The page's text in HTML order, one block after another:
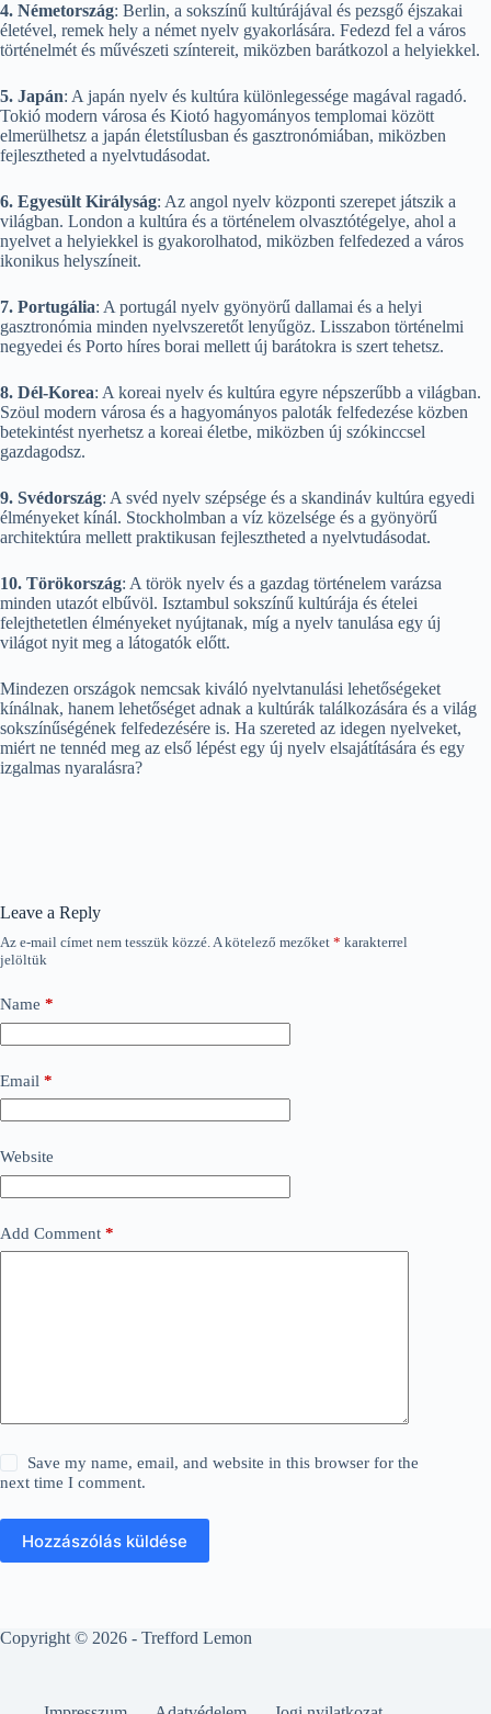
4. Németország: Berlin, a sokszínű kultúrájával és pezsgő éjszakai
életével, remek hely a német nyelv gyakorlására. Fedezd fel a város
történelmét és művészeti színtereit, miközben barátkozol a helyiekkel.
5. Japán: A japán nyelv és kultúra különlegessége magával ragadó.
Tokió modern városa és Kiotó hagyományos templomai között
elmerülhetsz a japán életstílusban és gasztronómiában, miközben
fejlesztheted a nyelvtudásodat.
6. Egyesült Királyság: Az angol nyelv központi szerepet játszik a
világban. London a kultúra és a történelem olvasztótégelye, ahol a
nyelvet a helyiekkel is gyakorolhatod, miközben felfedezed a város
ikonikus helyszíneit.
7. Portugália: A portugál nyelv gyönyörű dallamai és a helyi
gasztronómia minden nyelvszeretőt lenyűgöz. Lisszabon történelmi
negyedei és Porto híres borai mellett új barátokra is szert tehetsz.
8. Dél-Korea: A koreai nyelv és kultúra egyre népszerűbb a világban.
Szöul modern városa és a hagyományos paloták felfedezése közben
betekintést nyerhetsz a koreai életbe, miközben új szókinccsel
gazdagodsz.
9. Svédország: A svéd nyelv szépsége és a skandináv kultúra egyedi
élményeket kínál. Stockholmban a víz közelsége és a gyönyörű
architektúra mellett praktikusan fejlesztheted a nyelvtudásodat.
10. Törökország: A török nyelv és a gazdag történelem varázsa
minden utazót elbűvöl. Isztambul sokszínű kultúrája és ételei
felejthetetlen élményeket nyújtanak, míg a nyelv tanulása egy új
világot nyit meg a látogatók előtt.
Mindezen országok nemcsak kiváló nyelvtanulási lehetőségeket
kínálnak, hanem lehetőséget adnak a kultúrák találkozására és a világ
sokszínűségének felfedezésére is. Ha szereted az idegen nyelveket,
miért ne tennéd meg az első lépést egy új nyelv elsajátítására és egy
izgalmas nyaralásra?
Leave a Reply
Az e-mail címet nem tesszük közzé.A kötelező mezőket * karakterrel
jelöltük
Name *
Email *
Website
Add Comment *
Save my name, email, and website in this browser for the
next time I comment.
Hozzászólás küldése
Copyright © 2026 - Trefford Lemon